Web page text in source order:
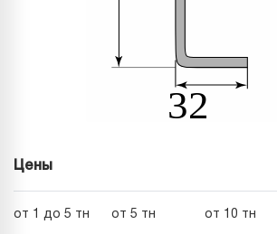
Цены
от 1 до 5 тн от 5 тн от 10 тн